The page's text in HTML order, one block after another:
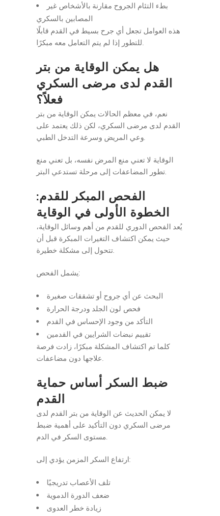
بطء التئام الجروح مقارنة بالأشخاص غير
المصابين بالسكري
هذه العوامل تجعل أي جرح بسيط في القدم قابلًا
للتطور إذا لم يتم التعامل معه مبكرًا.
هل يمكن الوقاية من بتر
القدم لدى مرضى السكري
فعلاً؟
نعم، في معظم الحالات يمكن الوقاية من بتر
القدم لدى مرضى السكري، لكن ذلك يعتمد على
وعي المريض وسرعة التدخل الطبي.
الوقاية لا تعني منع المرض نفسه، بل تعني منع
تطور المضاعفات إلى مرحلة تستدعي البتر.
الفحص المبكر للقدم:
الخطوة الأولى في الوقاية
يُعد الفحص الدوري للقدم من أهم وسائل الوقاية،
حيث يمكن اكتشاف التغيرات المبكرة قبل أن
تتحول إلى مشكلة خطيرة.
يشمل الفحص:
البحث عن أي جروح أو تشققات صغيرة
فحص لون الجلد ودرجة الحرارة
التأكد من وجود الإحساس في القدم
تقييم نبضات الشرايين في القدمين
كلما تم اكتشاف المشكلة مبكرًا، زادت فرصة
علاجها دون مضاعفات.
ضبط السكر أساس حماية
القدم
لا يمكن الحديث عن الوقاية من بتر القدم لدى
مرضى السكري دون التأكيد على أهمية ضبط
مستوى السكر في الدم.
ارتفاع السكر المزمن يؤدي إلى:
تلف الأعصاب تدريجيًا
ضعف الدورة الدموية
زيادة خطر العدوى